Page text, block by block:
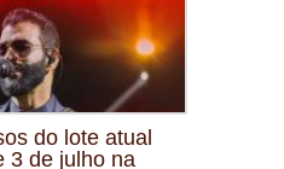
do lote atual
3 de julho na